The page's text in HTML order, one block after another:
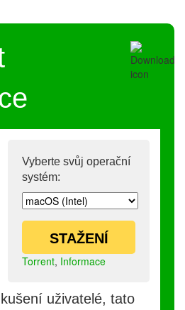
Vyberte svůj operační
systém:
STAŽENÍ
Torrent, Informace
uživatelé, tato